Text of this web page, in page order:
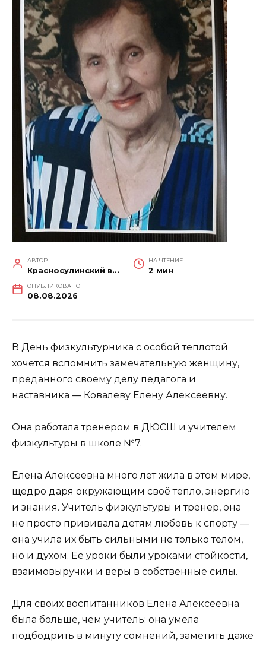
АВТОР
Красносулинский вестник
НА ЧТЕНИЕ
2 мин
ОПУБЛИКОВАНО
08.08.2026
В День физкультурника с особой теплотой
хочется вспомнить замечательную женщину,
преданного своему делу педагога и
наставника — Ковалеву Елену Алексеевну.
Она работала тренером в ДЮСШ и учителем
физкультуры в школе №7.
Елена Алексеевна много лет жила в этом мире,
щедро даря окружающим своё тепло, энергию
и знания. Учитель физкультуры и тренер, она
не просто прививала детям любовь к спорту —
она учила их быть сильными не только телом,
но и духом. Её уроки были уроками стойкости,
взаимовыручки и веры в собственные силы.
Для своих воспитанников Елена Алексеевна
была больше, чем учитель: она умела
подбодрить в минуту сомнений, заметить даже